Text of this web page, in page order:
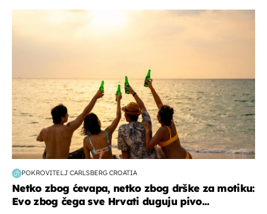
POKROVITELJ CARLSBERG CROATIA
Netko zbog ćevapa, netko zbog drške za motiku:
Evo zbog čega sve Hrvati duguju pivo...